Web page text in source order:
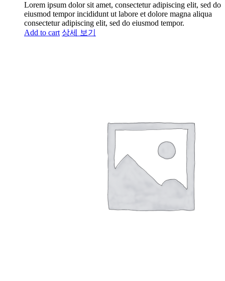
Lorem ipsum dolor sit amet, consectetur adipiscing elit, sed do
eiusmod tempor incididunt ut labore et dolore magna aliqua
consectetur adipiscing elit, sed do eiusmod tempor.
Add to cart 상세 보기